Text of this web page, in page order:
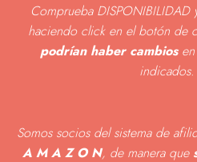
Comprueba DISPONIBILIDAD
haciendo click en el botón de
podrían haber cambiosen
indicados.
Somos socios del sistema de
A M A Z O N, de manera que